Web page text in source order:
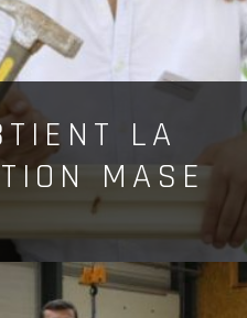
LA
MASE